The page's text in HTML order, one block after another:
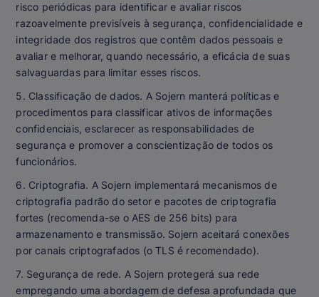
risco periódicas para identificar e avaliar riscos
razoavelmente previsíveis à segurança, confidencialidade e
integridade dos registros que contêm dados pessoais e
avaliar e melhorar, quando necessário, a eficácia de suas
salvaguardas para limitar esses riscos.
5. Classificação de dados. A Sojern manterá políticas e
procedimentos para classificar ativos de informações
confidenciais, esclarecer as responsabilidades de
segurança e promover a conscientização de todos os
funcionários.
6. Criptografia. A Sojern implementará mecanismos de
criptografia padrão do setor e pacotes de criptografia
fortes (recomenda-se o AES de 256 bits) para
armazenamento e transmissão. Sojern aceitará conexões
por canais criptografados (o TLS é recomendado).
7. Segurança de rede. A Sojern protegerá sua rede
empregando uma abordagem de defesa aprofundada que